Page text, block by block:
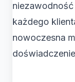
każdego
nowoczesna